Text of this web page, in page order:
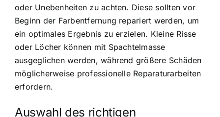
oder Unebenheiten zu achten. Diese sollten vor
Beginn der Farbentfernung repariert werden, um
ein optimales Ergebnis zu erzielen. Kleine Risse
oder Löcher können mit Spachtelmasse
ausgeglichen werden, während größere Schäden
möglicherweise professionelle Reparaturarbeiten
erfordern.
Auswahl des richtigen